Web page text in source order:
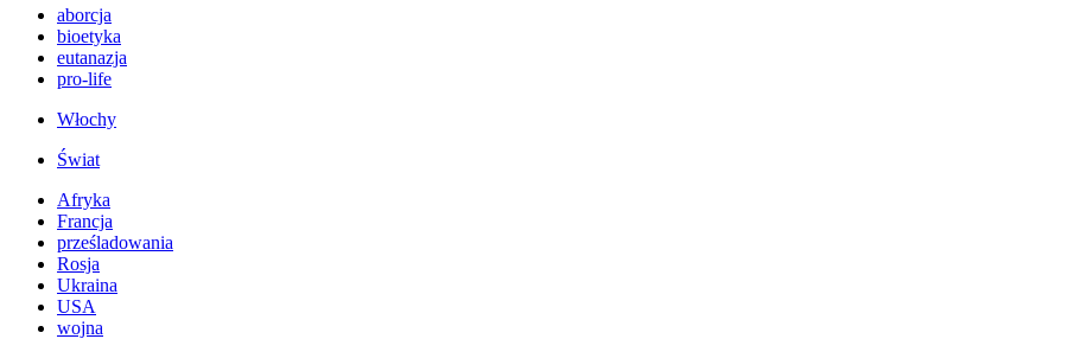
aborcja
bioetyka
eutanazja
pro-life
Włochy
Świat
Afryka
Francja
prześladowania
Rosja
Ukraina
USA
wojna